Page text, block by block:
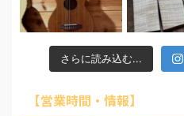
さらに読み込む...
【営業時間・情報】